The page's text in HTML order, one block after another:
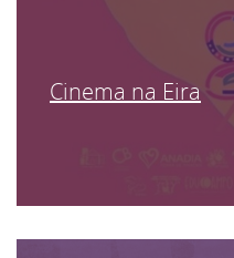
Cinema na Eira